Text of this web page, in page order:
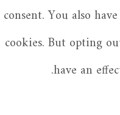
consent. You also
cookies. But opting
have an